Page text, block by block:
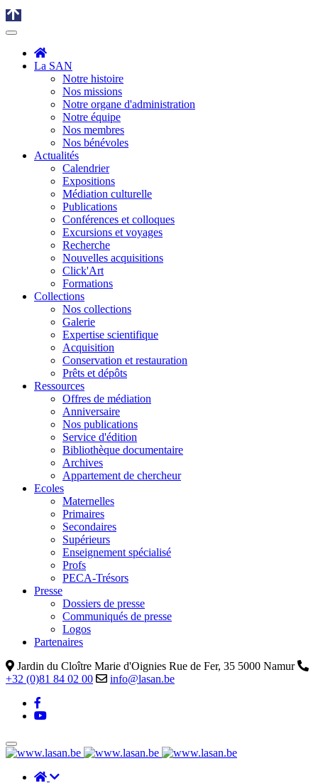
La SAN
Notre histoire
Nos missions
Notre organe d'administration
Notre équipe
Nos membres
Nos bénévoles
Actualités
Calendrier
Expositions
Médiation culturelle
Publications
Conférences et colloques
Excursions et voyages
Recherche
Nouvelles acquisitions
Click'Art
Formations
Collections
Nos collections
Galerie
Expertise scientifique
Acquisition
Conservation et restauration
Prêts et dépôts
Ressources
Offres de médiation
Anniversaire
Nos publications
Service d'édition
Bibliothèque documentaire
Archives
Appartement de chercheur
Ecoles
Maternelles
Primaires
Secondaires
Supérieurs
Enseignement spécialisé
Profs
PECA-Trésors
Presse
Dossiers de presse
Communiqués de presse
Logos
Partenaires
Jardin du Cloître Marie d'Oignies Rue de Fer, 35 5000 Namur
+32 (0)81 84 02 00
info@lasan.be